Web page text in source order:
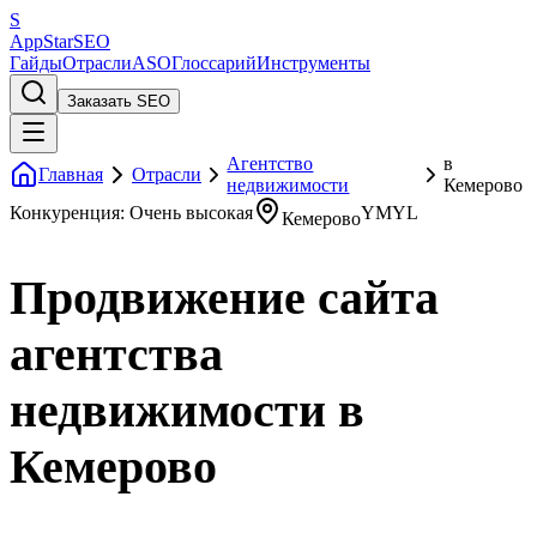
S
AppStarSEO
ГайдыОтраслиASOГлоссарийИнструменты
Заказать SEO
Главная Отрасли
Агентство
недвижимости
в
Кемерово
Конкуренция: Очень высокая
КемеровоYMYL
Продвижение сайта
агентства
недвижимости в
Кемерово